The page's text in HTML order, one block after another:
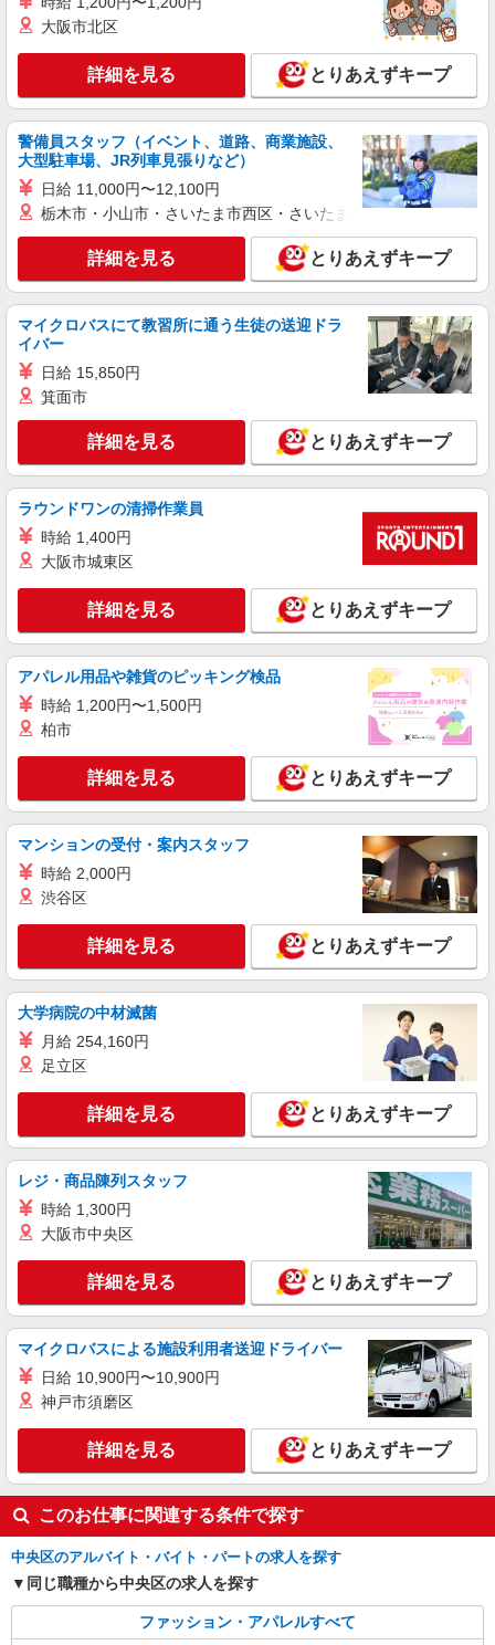
（店長候補）：月給300,000円〜 ※試用期間中は
270,000円〜 ★固定残業手当：30,800円（月給に
含む） ※経験・能力考慮 ※固定残業時間は1ヶ月
あたり20時間、超過時は追加で残業手当支給 ※月
3万円まで交通費支給 ※試用期間（2〜3ヶ月）も
同条件 【手当】固定残業手当／資格手当／店舗職
制手当／住宅手当（実家外かつ賃貸の場合のみ別
途支給）※試用期間明けから支給／特別手当 ※手
当の種類はエリアにより異なります。詳細は面接
時にお尋ねください。 ＼入社３大特典キャンペー
ン実施中！／※詳細は備考欄にて
≪八重洲地下街店≫ 東京都中央区八重洲2-1八
重洲地下街 中1号 ■各線「東京駅」より徒歩3分
詳細を見る
アルバイト パート
Stola.（ストラ） 西銀座店
アパレル販売スタッフ
時給1250円〜＋交通費支給（月2万円迄）
≪Stola.西銀座店≫ 東京都中央区銀座4-1 西銀
座1F ■JR「有楽町駅」銀座口より徒歩3分、東京
メトロ「銀座駅」C5・C7出口直結
キープ 詳細を見る
契約社員
REGAL SHOES 銀座数寄屋橋店
REGALの革靴の販売・接客スタッフ
月給219,500円〜225,500円 ※経験・能力に
ヶ月） 時給1,250円＋TOEIC手当（726点以上
5,000円／月、856点以上10,000円／月）
東京都中央区銀座4-2-12 銀座クリスタルビル
リーガルファクトリーストア八重洲店
靴の販売・接客スタッフ
月給214,500円〜215,500円 ※経験・能力に
よる ※試用期間（3〜6ヶ月※勤務内容による）は
東京都 中央区日本橋3-1-4 画廊ビル1・2Ｆ
キープ 詳細を見る
アルバイト パート
リベーチェ
［アルバイト］時給1,500円 ※経験・能力によ
り優遇します。
日本橋高島屋S.C. 新館： 東京都中央区日本
橋2-5-1
キープ 詳細を見る
契約社員
REGAL ヤエチカ
REGALの革靴の販売・接客スタッフ
月給214,500円〜215,500円 ※経験・能力に
よる ※試用期間（3〜6ヶ月※勤務内容による）は
東京都中央区八重洲2-1 八重洲地下街外堀地下
キープ 詳細を見る
リゼッタ
アパレル販売スタッフ
［パート］時給1,230〜1,300円 ※経験・能力
により優遇します。
日本橋高島屋S.C. 新館：東京都中央区日本橋
2-5-1
キープ
契約社員
REGALの革靴の販売・接客スタッフ
大阪市北区
詳細を見る とりあえずキープ
警備員スタッフ（イベント、道路、商業施設、
大型駐車場、JR列車見張りなど）
日給 11,000円〜12,100円
栃木市・小山市・さいたま市西区・さいたま市岩槻区・久喜市・
詳細を見る とりあえずキープ
マイクロバスにて教習所に通う生徒の送迎ドラ
イバー
日給 15,850円
箕面市
詳細を見る とりあえずキープ
ラウンドワンの清掃作業員
時給 1,400円
大阪市城東区
詳細を見る とりあえずキープ
アパレル用品や雑貨のピッキング検品
時給 1,200円〜1,500円
柏市
詳細を見る とりあえずキープ
マンションの受付・案内スタッフ
時給 2,000円
渋谷区
詳細を見る とりあえずキープ
大学病院の中材滅菌
月給 254,160円
足立区
詳細を見る とりあえずキープ
レジ・商品陳列スタッフ
時給 1,300円
大阪市中央区
詳細を見る とりあえずキープ
マイクロバスによる施設利用者送迎ドライバー
日給 10,900円〜10,900円
神戸市須磨区
詳細を見る とりあえずキープ
このお仕事に関連する条件で探す
中央区のアルバイト・バイト・パートの求人を探す
同じ職種から中央区の求人を探す
ファッション・アパレルすべて